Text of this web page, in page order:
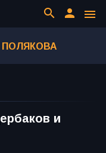
menu
person
search
и